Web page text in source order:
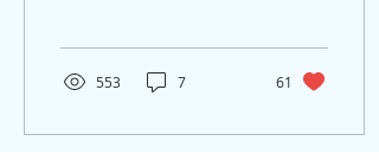
população sobre a...
553 7 61